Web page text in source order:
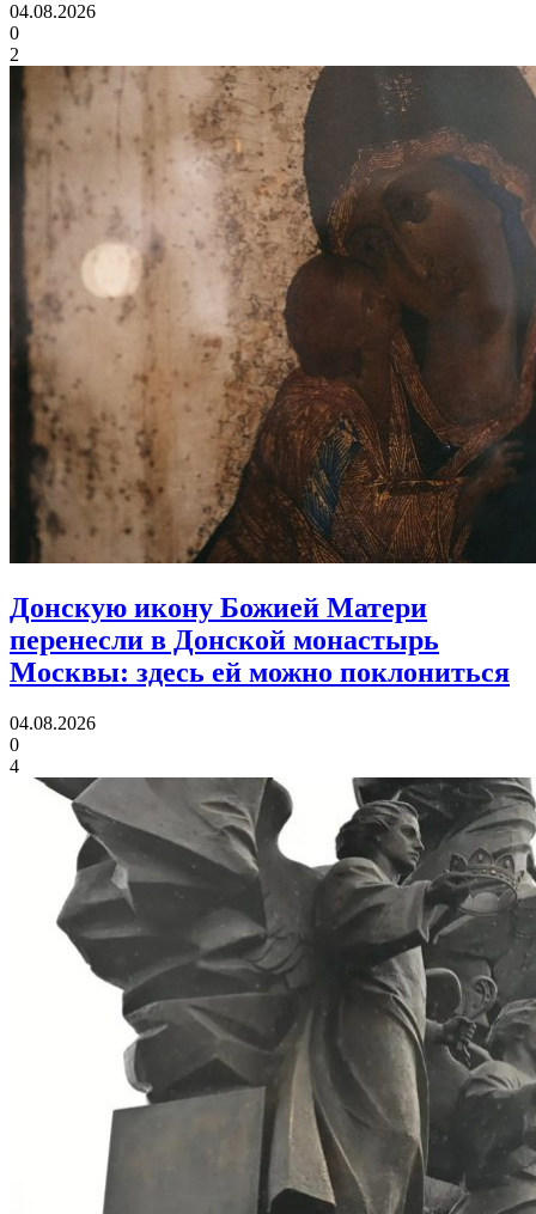
04.08.2026
0
2
Донскую икону Божией Матери
перенесли в Донской монастырь
Москвы: здесь ей можно поклониться
04.08.2026
0
4